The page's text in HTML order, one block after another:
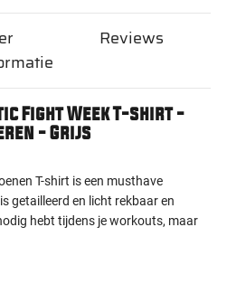
Fight Week T-shirt -
- Grijs
T-shirt is een musthave
getailleerd en licht rekbaar en
hebt tijdens je workouts, maar
Reviews